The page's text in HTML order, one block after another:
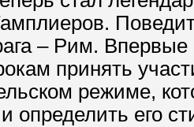
– Рим.
принять
режиме,
определить его